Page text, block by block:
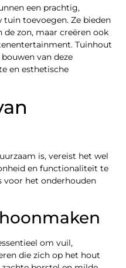
een prachtig,
toevoegen. Ze bieden
zon, maar creëren ook
Tuinhout
van deze
en esthetische
is, vereist het wel
en functionaliteit te
voor het onderhouden
om vuil,
die zich op het hout